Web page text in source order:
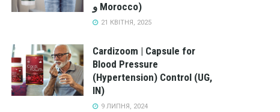
و Morocco)
21 КВІТНЯ, 2025
Cardizoom | Capsule for
Blood Pressure
(Hypertension) Control (UG,
IN)
9 ЛИПНЯ, 2024